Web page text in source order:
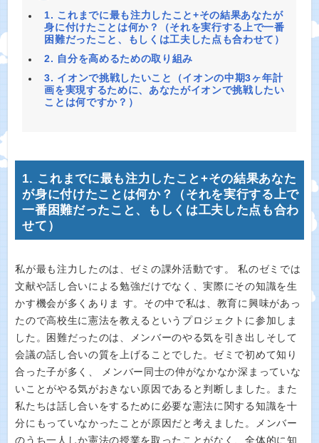
1. これまでに最も注力したこと+その結果あなたが
身に付けたことは何か？（それを実行する上で一番
困難だったこと、もしくは工夫した点も合わせて）
2. 自分を高めるための取り組み
3. イオンで挑戦したいこと（イオンの中期3ヶ年計
画を実現するために、あなたがイオンで挑戦したい
ことは何ですか？）
1. これまでに最も注力したこと+その結果あなた
が身に付けたことは何か？（それを実行する上で
一番困難だったこと、もしくは工夫した点も合わ
せて）
私が最も注力したのは、ゼミの課外活動です。 私のゼミでは
文献や話し合いによる勉強だけでなく、実際にその知識を生
かす機会が多くありま す。その中で私は、教育に興味があっ
たので高校生に憲法を教えるというプロジェクトに参加しま
した。困難だったのは、メンバーのやる気を引き出しそして
会議の話し合いの質を上げることでした。ゼミで初めて知り
合った子が多く、 メンバー同士の仲がなかなか深まっていな
いことがやる気がおきない原因であると判断しました。また
私たちは話し合いをするために必要な憲法に関する知識を十
分にもっていなかったことが原因だと考えました。メンバー
のうち一人しか憲法の授業を取ったことがなく、全体的に知